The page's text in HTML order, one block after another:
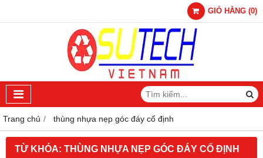
GIỎ HÀNG (0)
Trang chủ thùng nhựa nẹp góc đáy cố định
TỪ KHÓA: THÙNG NHỰA NẸP GÓC ĐÁY CỐ ĐỊNH